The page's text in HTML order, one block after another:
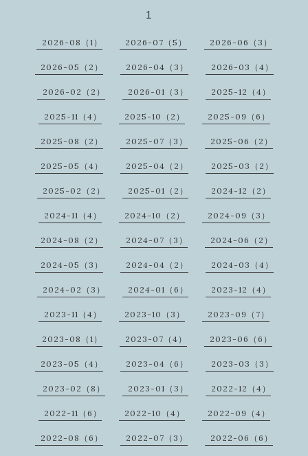
1
2026-08（1） 2026-07（5） 2026-06（3）
2026-05（2） 2026-04（3） 2026-03（4）
2026-02（2） 2026-01（3） 2025-12（4）
2025-11（4） 2025-10（2） 2025-09（6）
2025-08（2） 2025-07（3） 2025-06（2）
2025-05（4） 2025-04（2） 2025-03（2）
2025-02（2） 2025-01（2） 2024-12（2）
2024-11（4） 2024-10（2） 2024-09（3）
2024-08（2） 2024-07（3） 2024-06（2）
2024-05（3） 2024-04（2） 2024-03（4）
2024-02（3） 2024-01（6） 2023-12（4）
2023-11（4） 2023-10（3） 2023-09（7）
2023-08（1） 2023-07（4） 2023-06（6）
2023-05（4） 2023-04（6） 2023-03（3）
2023-02（8） 2023-01（3） 2022-12（4）
2022-11（6） 2022-10（4） 2022-09（4）
2022-08（6） 2022-07（3） 2022-06（6）